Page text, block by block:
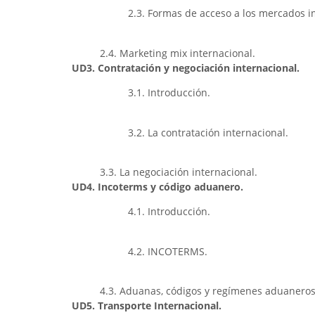
2.3. Formas de acceso a los mercados
2.4. Marketing mix internacional.
UD3. Contratación y negociación internacional.
3.1. Introducción.
3.2. La contratación internacional.
3.3. La negociación internacional.
UD4. Incoterms y código aduanero.
4.1. Introducción.
4.2. INCOTERMS.
4.3. Aduanas, códigos y regímenes
UD5. Transporte Internacional.